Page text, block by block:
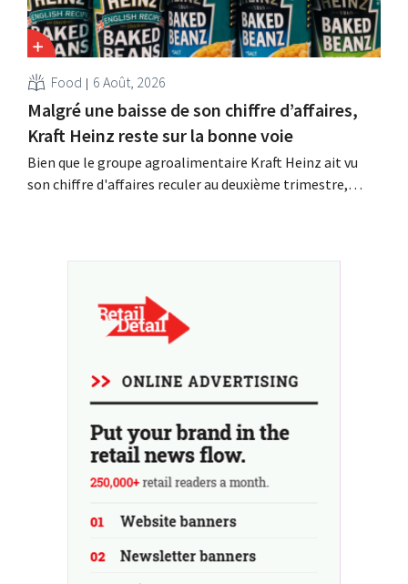
Food 6 Août, 2026
Malgré une baisse de son chiffre d’affaires,
Kraft Heinz reste sur la bonne voie
Bien que le groupe agroalimentaire Kraft Heinz ait vu
son chiffre d'affaires reculer au deuxième trimestre,